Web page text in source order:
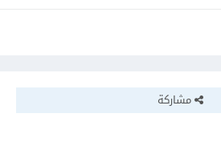
مشاركة